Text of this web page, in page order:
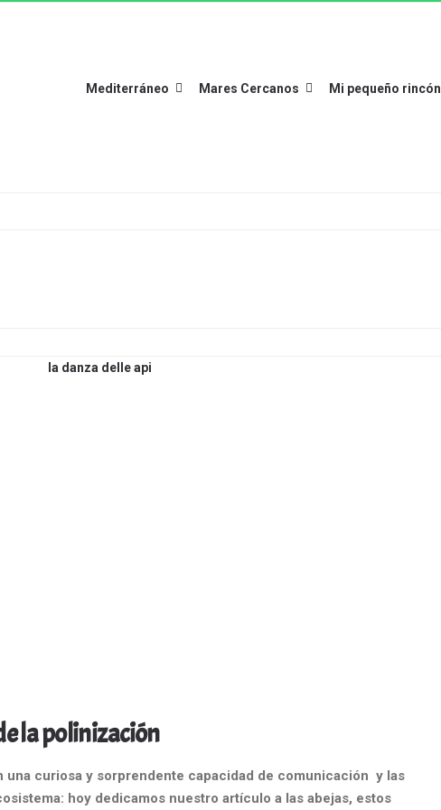
Mediterráneo Mares Cercanos Mi pequeño rincón
la polinización
una curiosa y sorprendente capacidad de comunicación y las
hoy dedicamos nuestro artículo a las abejas, estos